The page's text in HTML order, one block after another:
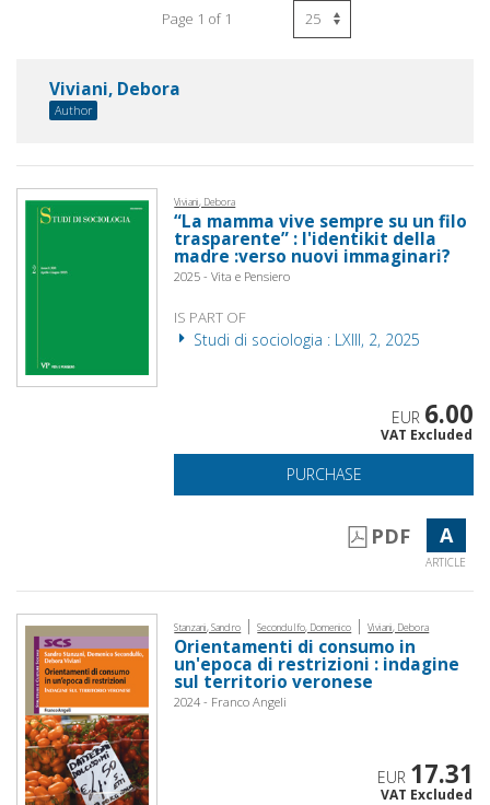
Page 1 of 1
Viviani, Debora
Author
Viviani, Debora
“La mamma vive sempre su un filo
trasparente” : l'identikit della
madre :verso nuovi immaginari?
2025 - Vita e Pensiero
IS PART OF
Studi di sociologia : LXIII, 2, 2025
EUR 6.00
VAT Excluded
PURCHASE
PDF A
ARTICLE
Stanzani, Sandro | Secondulfo, Domenico | Viviani, Debora
Orientamenti di consumo in
un'epoca di restrizioni : indagine
sul territorio veronese
2024 - Franco Angeli
EUR 17.31
VAT Excluded